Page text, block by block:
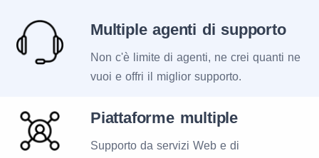
Multiple agenti di supporto
Non c'è limite di agenti, ne crei quanti ne
vuoi e offri il miglior supporto.
Piattaforme multiple
Supporto da servizi Web e di